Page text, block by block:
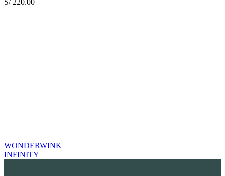
S/ 220.00
WONDERWINK
INFINITY